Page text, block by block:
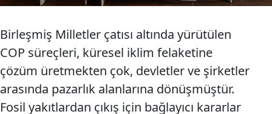
Birleşmiş Milletler çatısı altında yürütülen
COP süreçleri, küresel iklim felaketine
çözüm üretmekten çok, devletler ve şirketler
arasında pazarlık alanlarına dönüşmüştür.
Fosil yakıtlardan çıkış için bağlayıcı kararlar